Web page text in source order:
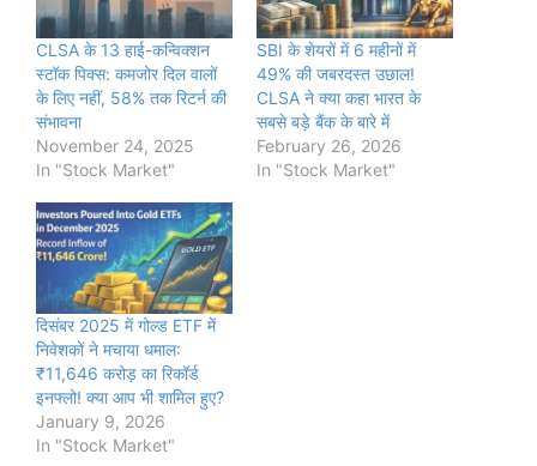
CLSA के 13 हाई-कन्विक्शन
स्टॉक पिक्स: कमजोर दिल वालों
के लिए नहीं, 58% तक रिटर्न की
संभावना
November 24, 2025
In "Stock Market"
SBI के शेयरों में 6 महीनों में
49% की जबरदस्त उछाल!
CLSA ने क्या कहा भारत के
सबसे बड़े बैंक के बारे में
February 26, 2026
In "Stock Market"
दिसंबर 2025 में गोल्ड ETF में
निवेशकों ने मचाया धमाल:
₹11,646 करोड़ का रिकॉर्ड
इनफ्लो! क्या आप भी शामिल हुए?
January 9, 2026
In "Stock Market"